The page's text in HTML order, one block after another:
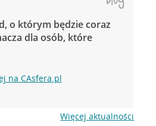
o którym będzie coraz
dla osób, które
na CAsfera.pl
Więcej aktualności